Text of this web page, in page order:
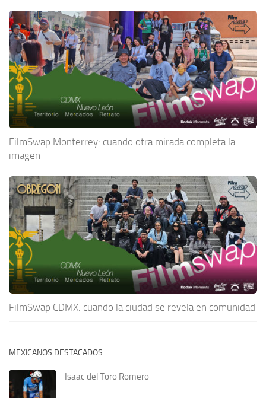
FilmSwap Monterrey: cuando otra mirada completa la
imagen
FilmSwap CDMX: cuando la ciudad se revela en comunidad
MEXICANOS DESTACADOS
Isaac del Toro Romero